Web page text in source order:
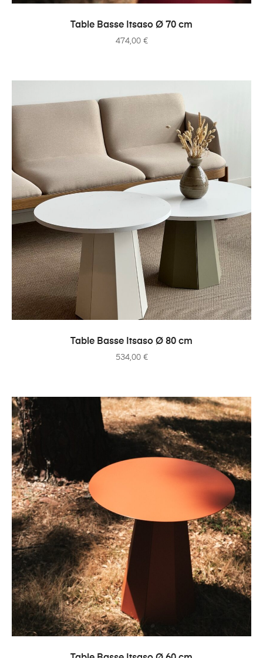
AJOUTER AU PANIER
Table Basse Itsaso Ø 70 cm
474,00 €
AJOUTER AU PANIER
Table Basse Itsaso Ø 80 cm
534,00 €
AJOUTER AU PANIER